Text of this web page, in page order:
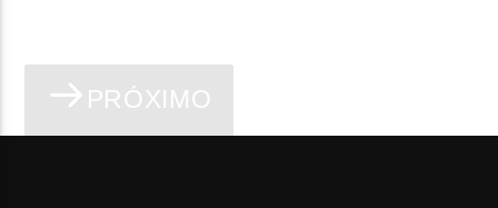
PRÓXIMO